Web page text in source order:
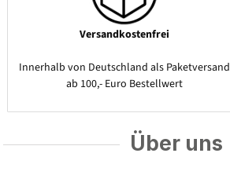
Versandkostenfrei
Innerhalb von Deutschland als Paketversand
ab 100,- Euro Bestellwert
Über uns